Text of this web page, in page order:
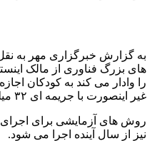
به گزارش خبرگزاری مهر به
های بزرگ فناوری از مالک
را وادار می کند به کودکان
غیر اینصورت با جریمه ای ۳۲ میلیون دلاری روبرو می شوند.
روش های آزمایشی برای اجرای
نیز از سال آینده اجرا می شود.